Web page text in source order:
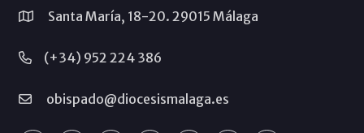
Santa María, 18-20. 29015 Málaga
(+34) 952 224 386
obispado@diocesismalaga.es